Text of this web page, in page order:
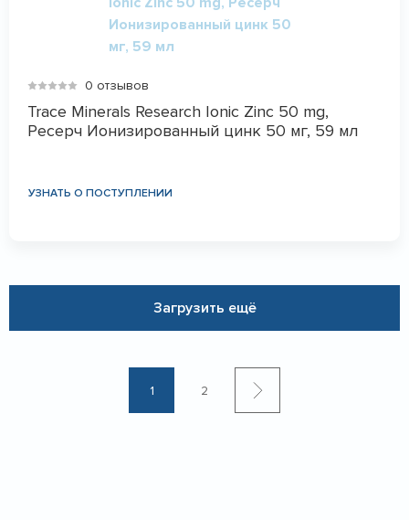
0 отзывов
Trace Minerals Research Ionic Zinc 50 mg,
Ресерч Ионизированный цинк 50 мг, 59 мл
УЗНАТЬ О ПОСТУПЛЕНИИ
Загрузить ещё
1 2